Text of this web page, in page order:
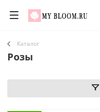
Каталог
Розы